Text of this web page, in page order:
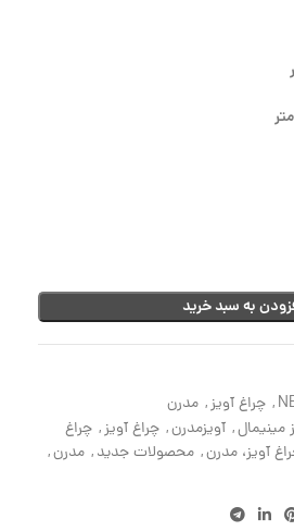
به سبد خرید
, چراغ آویز, مدرن
مینیمال, آویزمدرن, چراغ آویز, چراغ
آویز، مدرن, محصولات جدید, مدرن,